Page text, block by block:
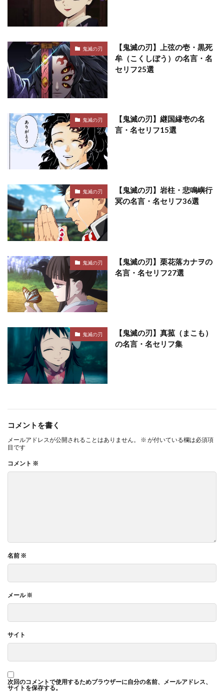
鬼滅の刃
【鬼滅の刃】上弦の壱・黒死
牟（こくしぼう）の名言・名
セリフ25選
鬼滅の刃
【鬼滅の刃】継国縁壱の名
言・名セリフ15選
鬼滅の刃
【鬼滅の刃】岩柱・悲鳴嶼行
冥の名言・名セリフ36選
鬼滅の刃
【鬼滅の刃】栗花落カナヲの
名言・名セリフ27選
鬼滅の刃
【鬼滅の刃】真菰（まこも）
の名言・名セリフ集
コメントを書く
メールアドレスが公開されることはありません。 ※ が付いている欄は必須項
目です
コメント ※
名前 ※
メール※
サイト
次回のコメントで使用するためブラウザーに自分の名前、メールアドレス、
サイトを保存する。